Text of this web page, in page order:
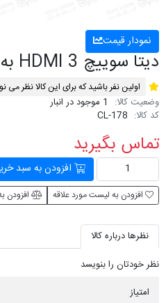
نمودار قیمت
دیتا سوییچ HDMI 3 به 1 کنترل دار
اولین نفر باشید که برای این کالا نظر می
وضعیت کالا: 1 موجود در انبار
کد کالا: CL-178
تماس بگیرید
افزودن به سبد
افزودن به لیست مورد علاقه افزودن
نظرها درباره کالا
نظر خودتان را بنویسد
امتیاز